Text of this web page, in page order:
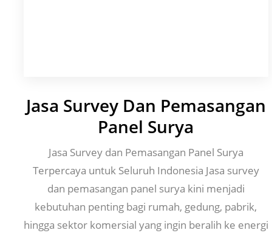
Jasa Survey Dan Pemasangan
Panel Surya
Jasa Survey dan Pemasangan Panel Surya
Terpercaya untuk Seluruh Indonesia Jasa survey
dan pemasangan panel surya kini menjadi
kebutuhan penting bagi rumah, gedung, pabrik,
hingga sektor komersial yang ingin beralih ke energi